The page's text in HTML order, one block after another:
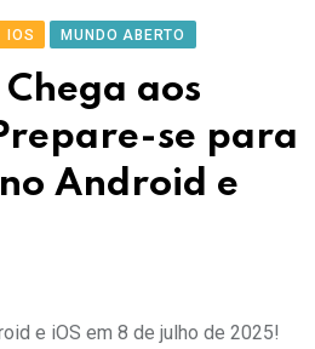
IOS MUNDO ABERTO
aos
se para
Android e
e iOS em 8 de julho de 2025!